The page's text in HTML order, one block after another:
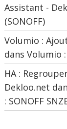
Assistant -
(SONOFF)
Volumio :
dansVolumio
HA :
Dekloo.net
: SONOFF